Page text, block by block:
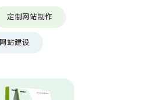
定制网站制作
网站建设